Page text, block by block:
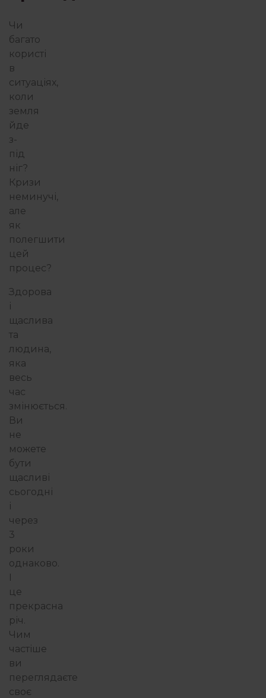
Чи
багато
користі
в
ситуаціях,
коли
земля
йде
з-
під
ніг?
Кризи
неминучі,
але
як
полегшити
цей
процес?
Здорова
і
щаслива
та
людина,
яка
весь
час
змінюється.
Ви
не
можете
бути
щасливі
сьогодні
і
через
3
роки
однаково.
І
це
прекрасна
річ.
Чим
частіше
ви
переглядаєте
своє